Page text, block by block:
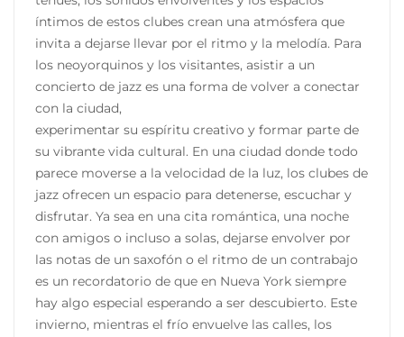
íntimos de estos clubes crean una atmósfera que
invita a dejarse llevar por el ritmo y la melodía. Para
los neoyorquinos y los visitantes, asistir a un
concierto de jazz es una forma de volver a conectar
con la ciudad,
experimentar su espíritu creativo y formar parte de
su vibrante vida cultural. En una ciudad donde todo
parece moverse a la velocidad de la luz, los clubes de
jazz ofrecen un espacio para detenerse, escuchar y
disfrutar. Ya sea en una cita romántica, una noche
con amigos o incluso a solas, dejarse envolver por
las notas de un saxofón o el ritmo de un contrabajo
es un recordatorio de que en Nueva York siempre
hay algo especial esperando a ser descubierto. Este
invierno, mientras el frío envuelve las calles, los